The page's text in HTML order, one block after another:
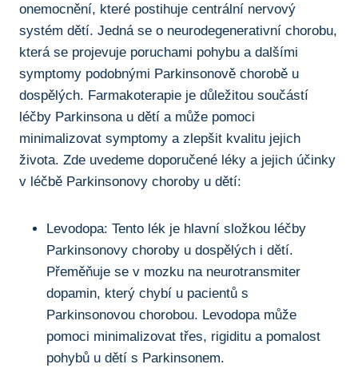
onemocnění, které postihuje ⁢centrální nervový
systém dětí. Jedná se o neurodegenerativní chorobu,
která​ se‍ projevuje ⁢poruchami ⁤pohybu a dalšími
symptomy podobnými Parkinsonově chorobě u
dospělých. Farmakoterapie je důležitou součástí
léčby Parkinsona u dětí a může​ pomoci
minimalizovat symptomy‌ a zlepšit kvalitu jejich
‌života. ‌Zde‍ uvedeme⁤ doporučené léky a jejich účinky
v ⁣léčbě Parkinsonovy choroby u dětí:
Levodopa: Tento lék je hlavní složkou⁣ léčby
Parkinsonovy choroby ‌u dospělých i dětí.
⁣Přeměňuje se v ‌mozku na ‍neurotransmiter
dopamin, který chybí u pacientů s
Parkinsonovou chorobou. ⁣Levodopa může
pomoci minimalizovat třes, rigiditu ⁣a pomalost⁣
pohybů u dětí s Parkinsonem.